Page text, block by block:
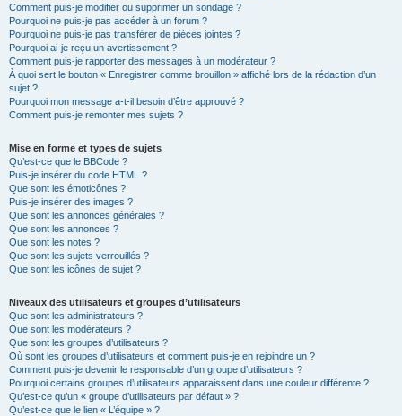
Comment puis-je modifier ou supprimer un sondage ?
Pourquoi ne puis-je pas accéder à un forum ?
Pourquoi ne puis-je pas transférer de pièces jointes ?
Pourquoi ai-je reçu un avertissement ?
Comment puis-je rapporter des messages à un modérateur ?
À quoi sert le bouton « Enregistrer comme brouillon » affiché lors de la rédaction d’un
sujet ?
Pourquoi mon message a-t-il besoin d’être approuvé ?
Comment puis-je remonter mes sujets ?
Mise en forme et types de sujets
Qu’est-ce que le BBCode ?
Puis-je insérer du code HTML ?
Que sont les émoticônes ?
Puis-je insérer des images ?
Que sont les annonces générales ?
Que sont les annonces ?
Que sont les notes ?
Que sont les sujets verrouillés ?
Que sont les icônes de sujet ?
Niveaux des utilisateurs et groupes d’utilisateurs
Que sont les administrateurs ?
Que sont les modérateurs ?
Que sont les groupes d’utilisateurs ?
Où sont les groupes d’utilisateurs et comment puis-je en rejoindre un ?
Comment puis-je devenir le responsable d’un groupe d’utilisateurs ?
Pourquoi certains groupes d’utilisateurs apparaissent dans une couleur différente ?
Qu’est-ce qu’un « groupe d’utilisateurs par défaut » ?
Qu’est-ce que le lien « L’équipe » ?